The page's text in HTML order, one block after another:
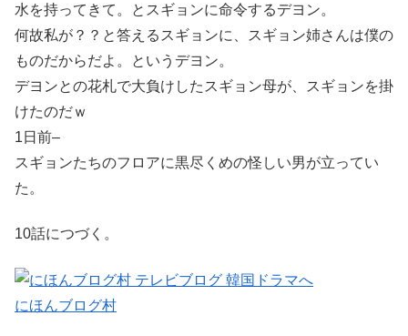
水を持ってきて。とスギョンに命令するデヨン。
何故私が？？と答えるスギョンに、スギョン姉さんは僕の
ものだからだよ。というデヨン。
デヨンとの花札で大負けしたスギョン母が、スギョンを掛
けたのだｗ
1日前–
スギョンたちのフロアに黒尽くめの怪しい男が立ってい
た。
10話につづく。
にほんブログ村